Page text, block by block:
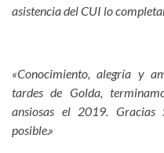
asistencia del CUI lo
«Conocimiento, alegría y
tardes de Golda,
ansiosas el 2019. Gracias
posible.»